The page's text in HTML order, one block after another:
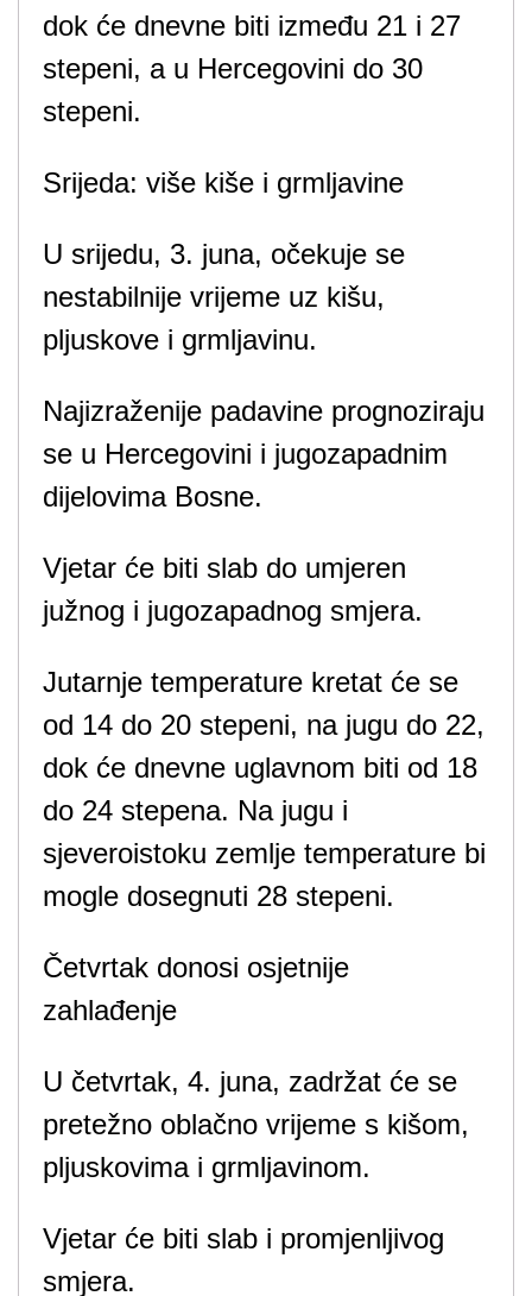
dok će dnevne biti između 21 i 27
stepeni, a u Hercegovini do 30
stepeni.
Srijeda: više kiše i grmljavine
U srijedu, 3. juna, očekuje se
nestabilnije vrijeme uz kišu,
pljuskove i grmljavinu.
Najizraženije padavine prognoziraju
se u Hercegovini i jugozapadnim
dijelovima Bosne.
Vjetar će biti slab do umjeren
južnog i jugozapadnog smjera.
Jutarnje temperature kretat će se
od 14 do 20 stepeni, na jugu do 22,
dok će dnevne uglavnom biti od 18
do 24 stepena. Na jugu i
sjeveroistoku zemlje temperature bi
mogle dosegnuti 28 stepeni.
Četvrtak donosi osjetnije
zahlađenje
U četvrtak, 4. juna, zadržat će se
pretežno oblačno vrijeme s kišom,
pljuskovima i grmljavinom.
Vjetar će biti slab i promjenljivog
smjera.